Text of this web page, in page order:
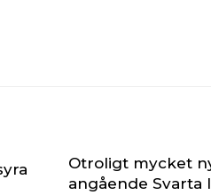
Otroligt mycket
angående Svarta